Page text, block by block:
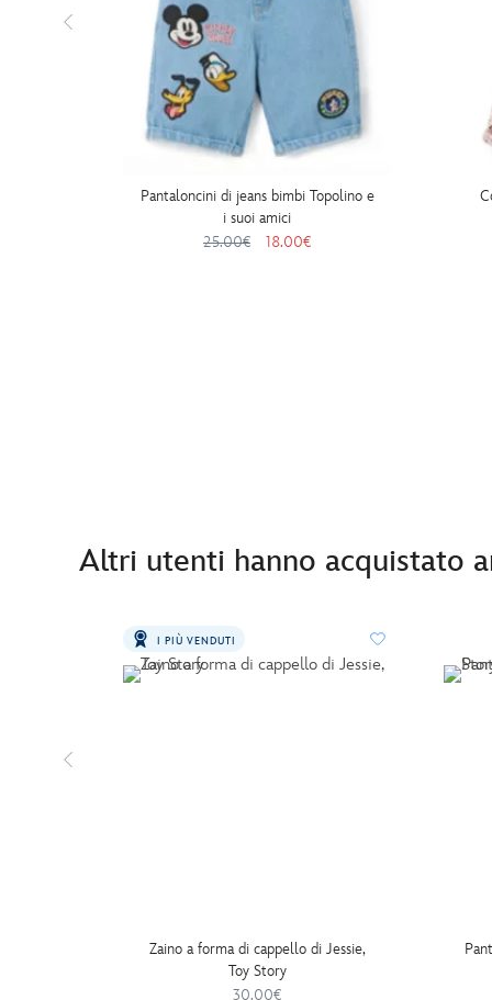
Pantaloncini di jeans bimbi Topolino e
i suoi amici
25.00€
18.00€
Altri utenti hanno acquistato
I PIÙ VENDUTI
Zaino a forma di cappello di Jessie,
Toy Story
30.00€